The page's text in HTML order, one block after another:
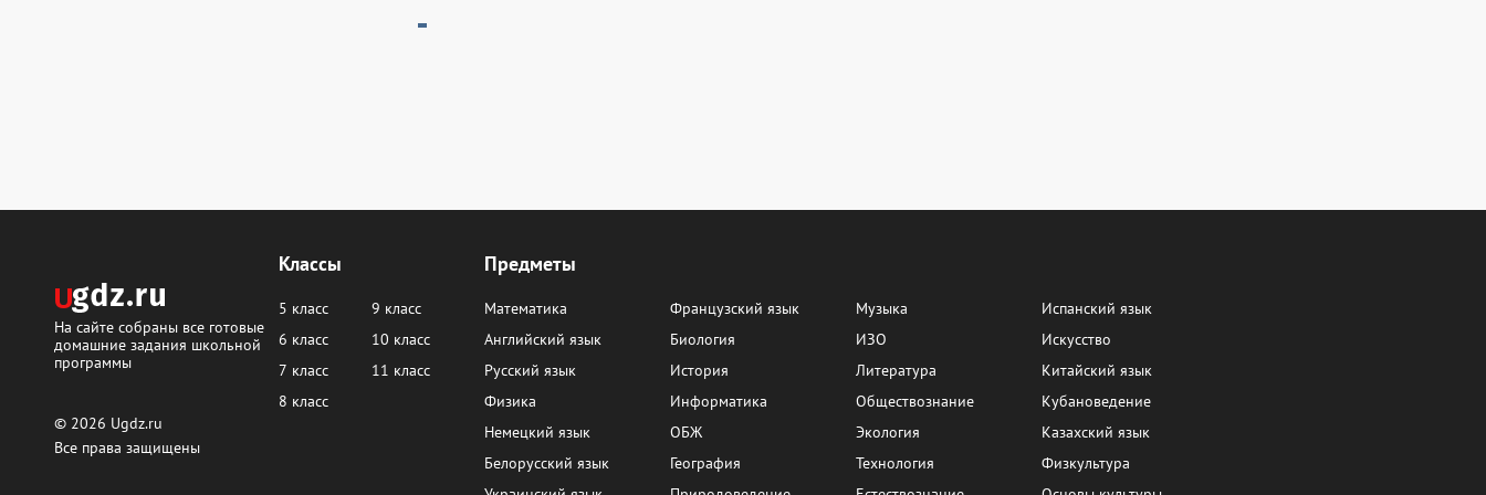
Классы
5 класс
6 класс
7 класс
8 класс
9 класс
10 класс
11 класс
Предметы
Математика
Английский язык
Русский язык
Физика
Немецкий язык
Белорусский язык
Французский язык
Биология
История
Информатика
ОБЖ
География
Музыка
ИЗО
Литература
Обществознание
Экология
Технология
Испанский язык
Искусство
Китайский язык
Кубановедение
Казахский язык
Физкультура
На сайте собраны все готовые
домашние задания школьной
программы
© 2026 Ugdz.ru
Все права защищены